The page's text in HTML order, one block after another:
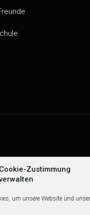
Cookie-Zustimmung
um unsere Website und